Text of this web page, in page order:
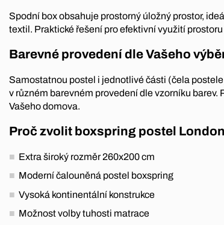
Spodní box obsahuje prostorný úložný prostor,
textil. Praktické řešení pro efektivní využití
Barevné provedení dle Vašeho
Samostatnou postel i jednotlivé části (čela
v různém barevném provedení dle vzorníku barev.
Vašeho domova.
Proč zvolit boxspring postel
Extra široký rozměr 260x200 cm
Moderní čalouněná postel boxspring
Vysoká kontinentální konstrukce
Možnost volby tuhosti matrace